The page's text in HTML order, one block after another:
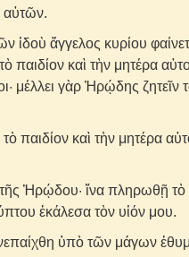
αὐτῶν.
ἰδοὺ ἄγγελος κυρίου
παιδίον καὶ τὴν μητέρα
μέλλει γὰρ Ἡρῴδης ζητεῖν
παιδίον καὶ τὴν μητέρα
Ἡρῴδου· ἵνα πληρωθῇ
ἐκάλεσα τὸν υἱόν μου.
ὑπὸ τῶν μάγων